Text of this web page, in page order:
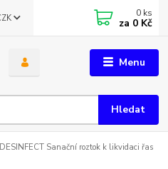
Menu
Hledat
0 ks
za 0 Kč
Sanační roztok k likvidaci řas